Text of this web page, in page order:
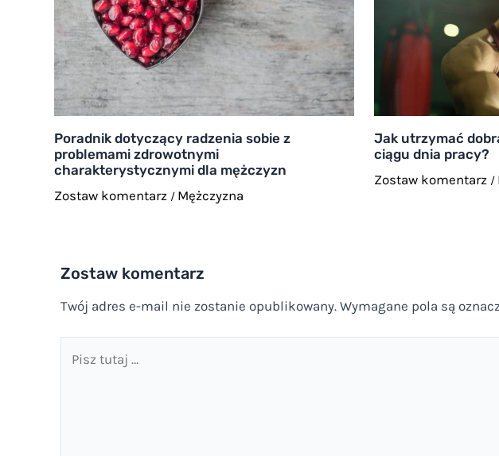
Poradnik dotyczący radzenia sobie z
problemami zdrowotnymi
charakterystycznymi dla mężczyzn
Zostaw komentarz / Mężczyzna
Jak utrzymać
ciągu dnia pracy?
Zostaw komentarz /
Zostaw komentarz
Twój adres e-mail nie zostanie opublikowany. Wymagane pola są
tutaj